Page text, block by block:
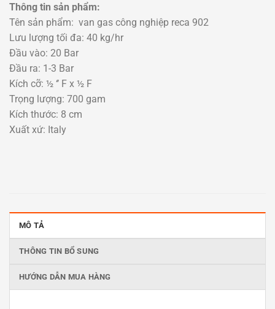
Thông tin sản phẩm:
Tên sản phẩm: van gas công nghiệp reca 902
Lưu lượng tối đa: 40 kg/hr
Đầu vào: 20 Bar
Đầu ra: 1-3 Bar
Kích cỡ: ½ ‘’ F x ½ F
Trọng lượng: 700 gam
Kích thước: 8 cm
Xuất xứ: Italy
MÔ TẢ
THÔNG TIN BỔ SUNG
HƯỚNG DẪN MUA HÀNG